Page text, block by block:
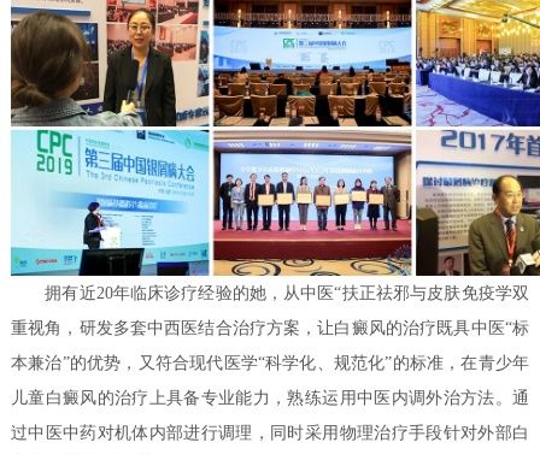
拥有近20年临床诊疗经验的她，从中医“扶正祛邪与皮肤免疫学双
重视角，研发多套中西医结合治疗方案，让白癜风的治疗既具中医“标
本兼治”的优势，又符合现代医学“科学化、规范化”的标准，在青少年
儿童白癜风的治疗上具备专业能力，熟练运用中医内调外治方法。通
过中医中药对机体内部进行调理，同时采用物理治疗手段针对外部白